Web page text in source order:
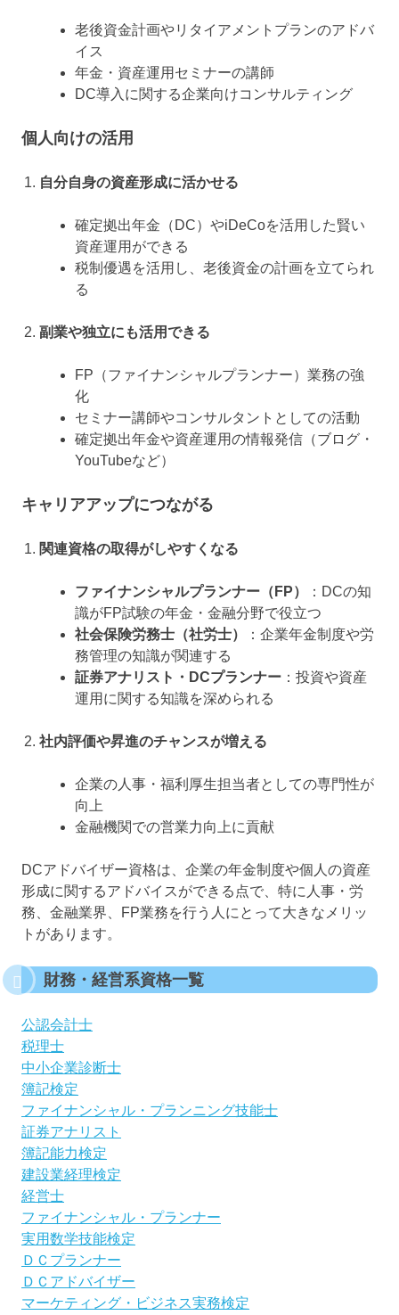
老後資金計画やリタイアメントプランのアドバ
イス
年金・資産運用セミナーの講師
DC導入に関する企業向けコンサルティング
個人向けの活用
自分自身の資産形成に活かせる
確定拠出年金（DC）やiDeCoを活用した賢い
資産運用ができる
税制優遇を活用し、老後資金の計画を立てられ
る
副業や独立にも活用できる
FP（ファイナンシャルプランナー）業務の強
化
セミナー講師やコンサルタントとしての活動
確定拠出年金や資産運用の情報発信（ブログ・
YouTubeなど）
キャリアアップにつながる
関連資格の取得がしやすくなる
ファイナンシャルプランナー（FP）
：DCの知
識がFP試験の年金・金融分野で役立つ
社会保険労務士（社労士）
：企業年金制度や労
務管理の知識が関連する
証券アナリスト・DCプランナー ：投資や資産
運用に関する知識を深められる
社内評価や昇進のチャンスが増える
企業の人事・福利厚生担当者としての専門性が
向上
金融機関での営業力向上に貢献
DCアドバイザー資格は、企業の年金制度や個人の資産
形成に関するアドバイスができる点で、特に人事・労
務、金融業界、FP業務を行う人にとって大きなメリッ
トがあります。
財務・経営系資格一覧
公認会計士
税理士
中小企業診断士
簿記検定
ファイナンシャル・プランニング技能士
証券アナリスト
簿記能力検定
建設業経理検定
経営士
ファイナンシャル・プランナー
実用数学技能検定
ＤＣプランナー
ＤＣアドバイザー
マーケティング・ビジネス実務検定